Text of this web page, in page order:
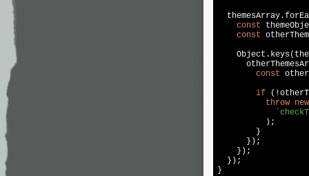
const
const
Object
const
if
throw new
          );
        }
      });
    });
  });
}